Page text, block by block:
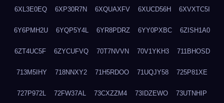
6XL3E0EQ 6XP30R7N 6XQUAXFV 6XUCD56H 6XVXTC5I
6Y6PMH2U 6YQP5Y4L 6YR8PDRZ 6YY0PXBC 6ZISH1A0
6ZT4UC5F 6ZYCUFVQ 70T7NVVN 70V1YKH3 711BHOSD
713M5IHY 718NNXY2 71H5RDOO 71UQJY58 725P81XE
727P972L 72FW37AL 73CXZZM4 73IDZEWO 73UTNHIP